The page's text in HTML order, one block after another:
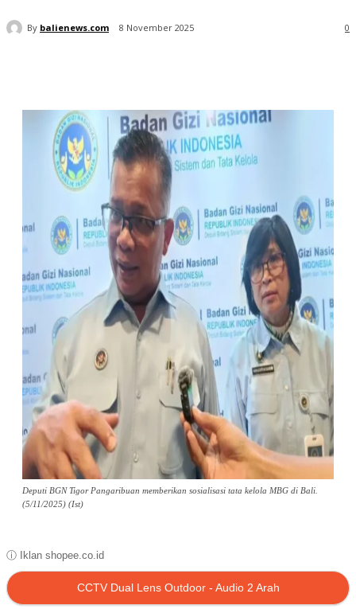
By balienews.com 8 November 2025 0
Deputi BGN Tigor Pangaribuan memberikan sosialisasi tata kelola MBG di Bali.
(5/11/2025) (Ist)
ⓘ Iklan shopee.co.id
CCTV Dual Lens Outdoor - Audio 2 Arah